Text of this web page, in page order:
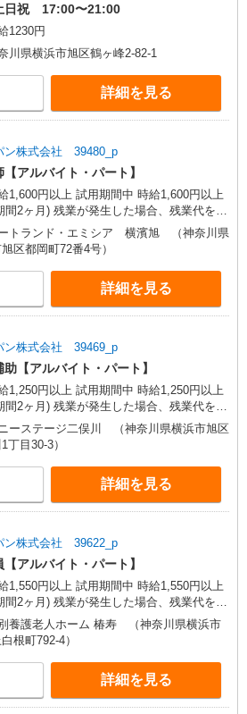
日祝 17:00〜21:00
1230円
川県横浜市旭区鶴ヶ峰2-82-1
詳細を見る
ン株式会社 39480_p
アルバイト・パート】
円以上 試用期間中 時給1,600円以上
が発生した場合、残業代を1
で別途支給します。
トランド・エミシア 横濱旭 （神奈川県
区都岡町72番4号）
詳細を見る
ン株式会社 39469_p
助【アルバイト・パート】
円以上 試用期間中 時給1,250円以上
が発生した場合、残業代を1
別途支給します。
ーステージ二俣川 （神奈川県横浜市旭区
丁目30-3）
詳細を見る
ン株式会社 39622_p
アルバイト・パート】
円以上 試用期間中 時給1,550円以上
が発生した場合、残業代を1
で別途支給します。
養護老人ホーム 椿寿 （神奈川県横浜市
根町792-4）
詳細を見る